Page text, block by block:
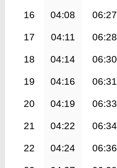
16 04:08 06:27
17 04:11 06:28
18 04:14 06:30
19 04:16 06:31
20 04:19 06:33
21 04:22 06:34
22 04:24 06:36